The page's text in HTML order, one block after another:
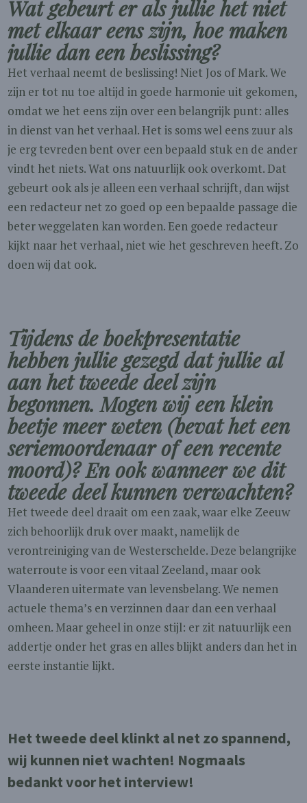
Wat gebeurt er als jullie het niet
met elkaar eens zijn, hoe maken
jullie dan een beslissing?
Het verhaal neemt de beslissing! Niet Jos of Mark. We
zijn er tot nu toe altijd in goede harmonie uit gekomen,
omdat we het eens zijn over een belangrijk punt: alles
in dienst van het verhaal. Het is soms wel eens zuur als
je erg tevreden bent over een bepaald stuk en de ander
vindt het niets. Wat ons natuurlijk ook overkomt. Dat
gebeurt ook als je alleen een verhaal schrijft, dan wijst
een redacteur net zo goed op een bepaalde passage die
beter weggelaten kan worden. Een goede redacteur
kijkt naar het verhaal, niet wie het geschreven heeft. Zo
doen wij dat ook.
Tijdens de boekpresentatie
hebben jullie gezegd dat jullie al
aan het tweede deel zijn
begonnen. Mogen wij een klein
beetje meer weten (bevat het een
seriemoordenaar of een recente
moord)? En ook wanneer we dit
tweede deel kunnen verwachten?
Het tweede deel draait om een zaak, waar elke Zeeuw
zich behoorlijk druk over maakt, namelijk de
verontreiniging van de Westerschelde. Deze belangrijke
waterroute is voor een vitaal Zeeland, maar ook
Vlaanderen uitermate van levensbelang. We nemen
actuele thema’s en verzinnen daar dan een verhaal
omheen. Maar geheel in onze stijl: er zit natuurlijk een
addertje onder het gras en alles blijkt anders dan het in
eerste instantie lijkt.
Het tweede deel klinkt al net zo spannend,
wij kunnen niet wachten! Nogmaals
bedankt voor het interview!